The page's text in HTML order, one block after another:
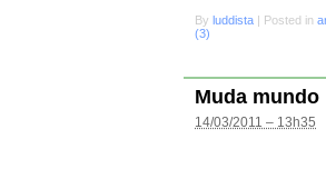
By luddista Posted in
(3)
Muda mundo
14/03/2011 – 13h35